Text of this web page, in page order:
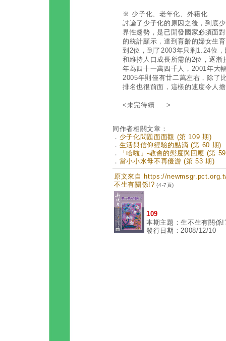
※ 少子化、老年化、外籍化
討論了少子化的原因之後，到底
界性趨勢，是已開發國家必須面
的統計顯示，達到育齡的婦女生
到2位，到了2003年只剩1.24位
和維持人口成長所需的2位，逐
年為四十一萬四千人，2001年大
2005年則僅有廿二萬左右，除了
排名也很前面，這樣的速度令人
<未完待續.....>
同作者相關文章：
． 少子化問題面面觀 (第 109 期)
． 生活與信仰經驗的點滴 (第 60 期)
．
「哈啦」-教會的態度與回應 (第
． 當小小水母不再優游 (第 53 期)
原文來自 https://
不生有關係!? (4-7頁)
109
本期主題：生不生有關係
發行日期：2008/12/10